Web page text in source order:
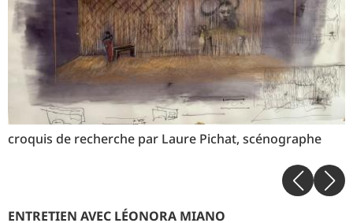
croquis de recherche par Laure Pichat, scénographe
ENTRETIEN AVEC LÉONORA MIANO